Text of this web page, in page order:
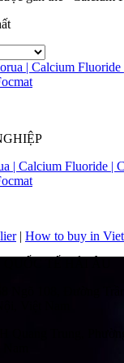
| Calcium Fluoride |
| How to buy in
Ngõ 108, Đường
Quang Trung,